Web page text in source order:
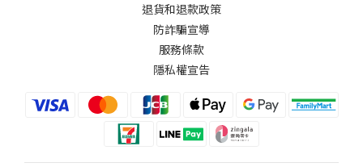
退貨和退款政策
防詐騙宣導
服務條款
隱私權宣告